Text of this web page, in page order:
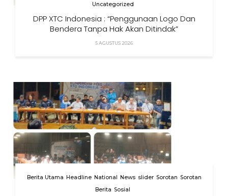
Uncategorized
DPP XTC Indonesia : “Penggunaan Logo Dan
Bendera Tanpa Hak Akan Ditindak”
5 AGUSTUS 2026
Berita Utama Headline National News slider Sorotan Sorotan
Berita Sosial